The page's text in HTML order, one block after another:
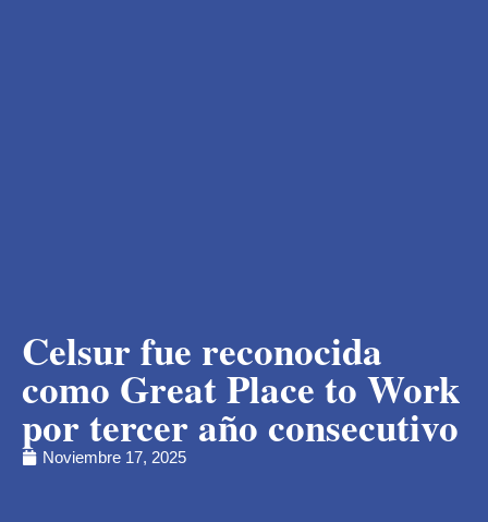
Celsur fue reconocida
como Great Place to Work
por tercer año consecutivo
Noviembre 17, 2025